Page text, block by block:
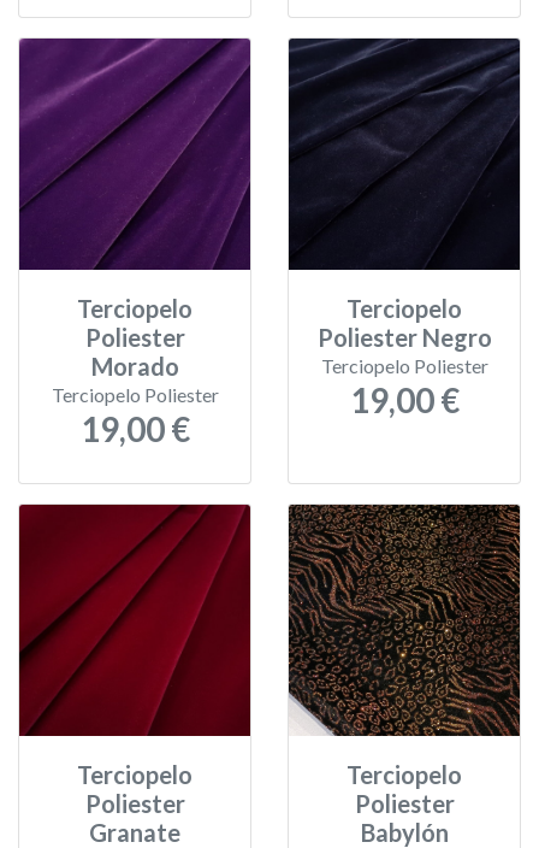
Terciopelo
Poliester
Morado
Terciopelo Poliester
19,00 €
Terciopelo
Poliester Negro
Terciopelo Poliester
19,00 €
Terciopelo
Poliester
Granate
Terciopelo
Poliester
Babylón